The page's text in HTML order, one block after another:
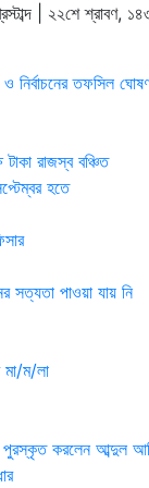
| ২২শে শ্রাবণ,
নির্বাচনের তফসিল
রাজস্ব বঞ্চিত
হতে
সত্যতা পাওয়া যায় নি
মা/ম/লা
পুরস্কৃত করলেন আব্দুল